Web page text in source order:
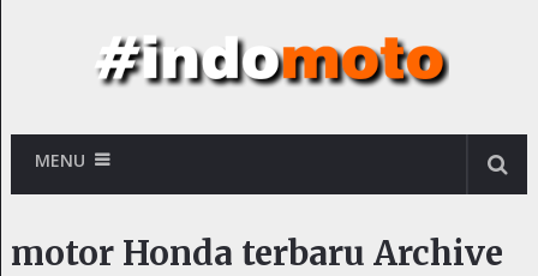
MENU
motor Honda terbaru Archive